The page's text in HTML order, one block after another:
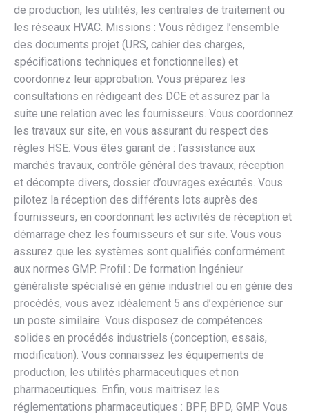
de production, les utilités, les centrales de traitement ou
les réseaux HVAC. Missions : Vous rédigez l’ensemble
des documents projet (URS, cahier des charges,
spécifications techniques et fonctionnelles) et
coordonnez leur approbation. Vous préparez les
consultations en rédigeant des DCE et assurez par la
suite une relation avec les fournisseurs. Vous coordonnez
les travaux sur site, en vous assurant du respect des
règles HSE. Vous êtes garant de : l’assistance aux
marchés travaux, contrôle général des travaux, réception
et décompte divers, dossier d’ouvrages exécutés. Vous
pilotez la réception des différents lots auprès des
fournisseurs, en coordonnant les activités de réception et
démarrage chez les fournisseurs et sur site. Vous vous
assurez que les systèmes sont qualifiés conformément
aux normes GMP. Profil : De formation Ingénieur
généraliste spécialisé en génie industriel ou en génie des
procédés, vous avez idéalement 5 ans d’expérience sur
un poste similaire. Vous disposez de compétences
solides en procédés industriels (conception, essais,
modification). Vous connaissez les équipements de
production, les utilités pharmaceutiques et non
pharmaceutiques. Enfin, vous maitrisez les
réglementations pharmaceutiques : BPF, BPD, GMP. Vous